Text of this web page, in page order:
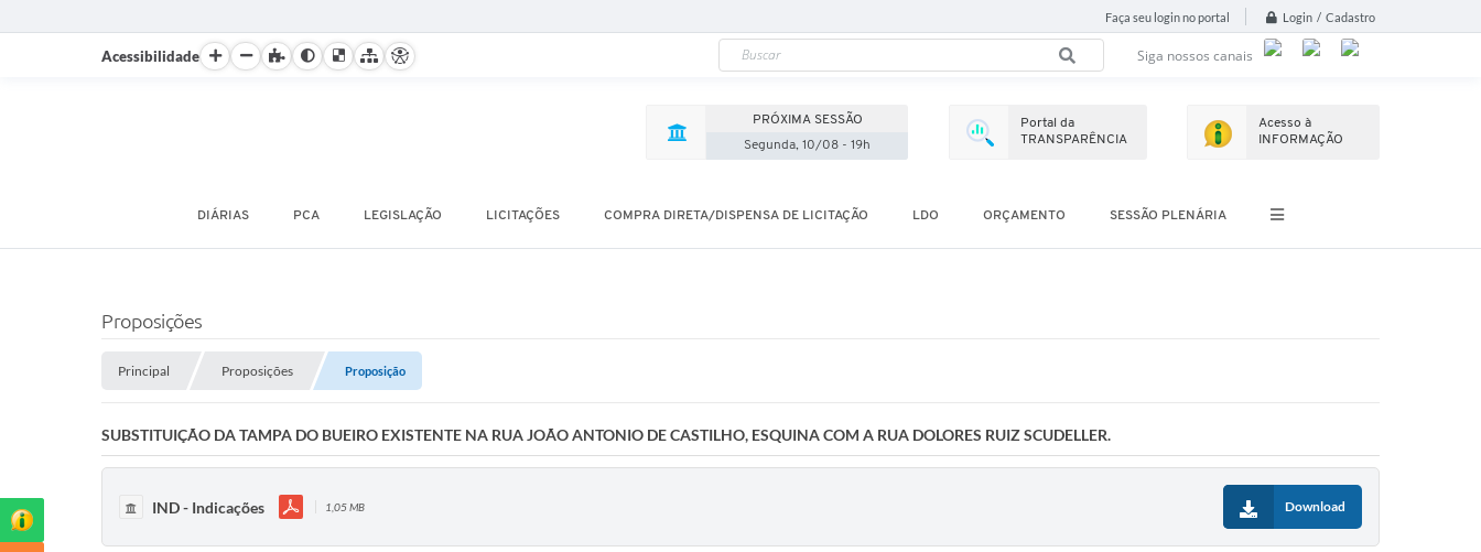
Faça seu login no portal Login / Cadastro
Acessibilidade Siga nossos canais
Acesso à
INFORMAÇÃO
Portal da
TRANSPARÊNCIA
PRÓXIMA SESSÃO
Segunda, 10/08 - 19h
DIÁRIAS PCA LEGISLAÇÃO LICITAÇÕES COMPRA DIRETA/DISPENSA DE LICITAÇÃO LDO ORÇAMENTO SESSÃO PLENÁRIA
Proposições
Principal Proposições Proposição
SUBSTITUIÇÃO DA TAMPA DO BUEIRO EXISTENTE NA RUA JOÃO ANTONIO DE CASTILHO, ESQUINA COM A RUA DOLORES RUIZ SCUDELLER.
IND - Indicações 1,05 MB Download